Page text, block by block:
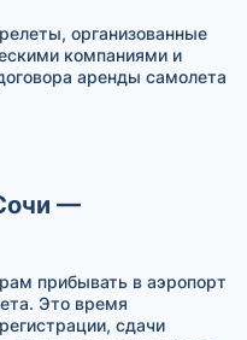
организованные
компаниями и
аренды самолета
—
прибывать в аэропорт
Это время
сдачи